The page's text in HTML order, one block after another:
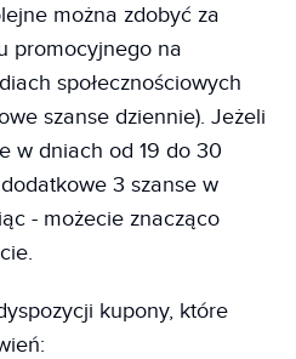
można zdobyć za
promocyjnego na
społecznościowych
szanse dziennie). Jeżeli
w dniach od 19 do 30
3 szanse w
- możecie znacząco
kupony, które